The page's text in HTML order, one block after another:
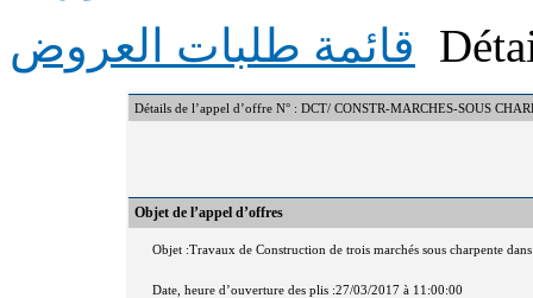
قائمة طلبات العروض
Détails de l’appel d’offre N° : DCT/ CONSTR-MARCHES-SOUS
Objet de l’appel d’offres
Objet :Travaux de Construction de trois marchés sous charpente
Date, heure d’ouverture des plis :27/03/2017 à 11:00:00